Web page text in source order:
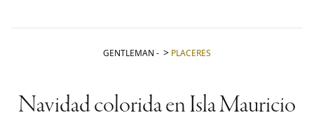
GENTLEMAN - PLACERES
Navidad colorida en Isla Mauricio